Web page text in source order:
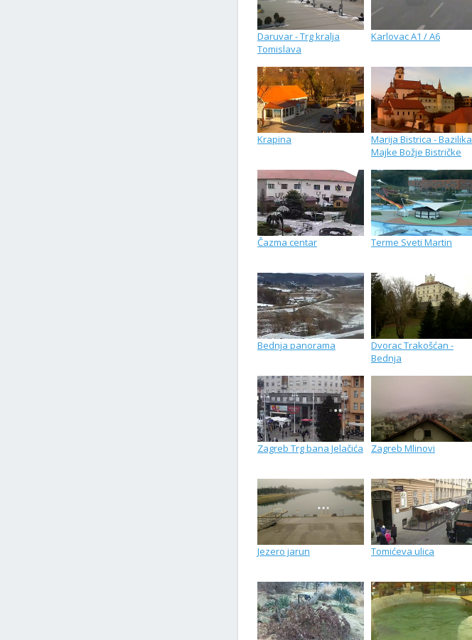
Daruvar - Trg kralja
Tomislava
Karlovac A1 / A6
Krapina
Marija Bistrica - Bazilika
Majke Božje Bistričke
Čazma centar Terme Sveti Martin
Bednja panorama
Dvorac Trakošćan -
Bednja
Zagreb Trg bana Jelačića Zagreb Mlinovi
Jezero jarun Tomićeva ulica